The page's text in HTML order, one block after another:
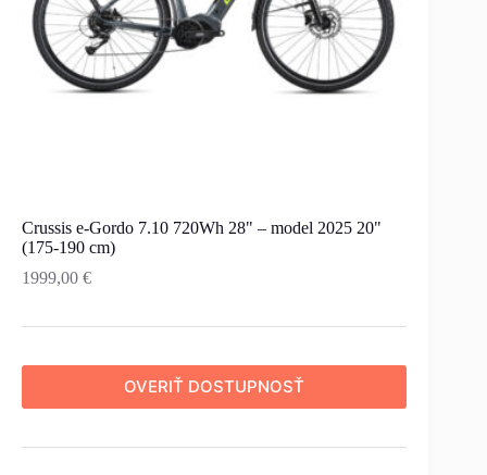
Crussis e-Gordo 7.10 720Wh 28" – model 2025 20"
(175-190 cm)
1999,00 €
OVERIŤ DOSTUPNOSŤ